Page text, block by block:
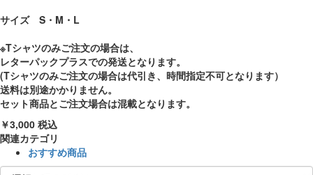
サイズ S・M・L
※Tシャツのみご注文の場合は、
レターパックプラスでの発送となります。
(Tシャツのみご注文の場合は代引き、時間指定不可となります）
送料は別途かかりません。
セット商品とご注文場合は混載となります。
￥3,000 税込
関連カテゴリ
おすすめ商品